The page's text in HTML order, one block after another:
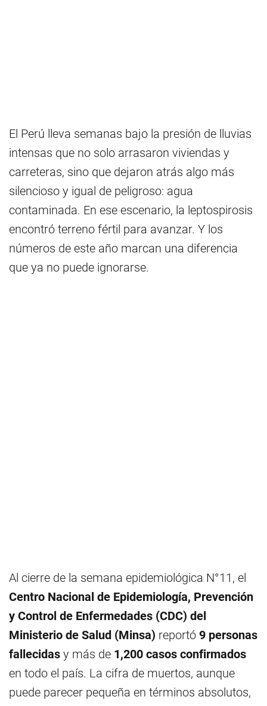
El Perú lleva semanas bajo la presión de lluvias
intensas que no solo arrasaron viviendas y
carreteras, sino que dejaron atrás algo más
silencioso y igual de peligroso: agua
contaminada. En ese escenario, la leptospirosis
encontró terreno fértil para avanzar. Y los
números de este año marcan una diferencia
que ya no puede ignorarse.
Al cierre de la semana epidemiológica N°11, el
Centro Nacional de Epidemiología, Prevención
y Control de Enfermedades (CDC) del
Ministerio de Salud (Minsa) reportó 9 personas
fallecidas y más de 1,200 casos confirmados
en todo el país. La cifra de muertos, aunque
puede parecer pequeña en términos absolutos,